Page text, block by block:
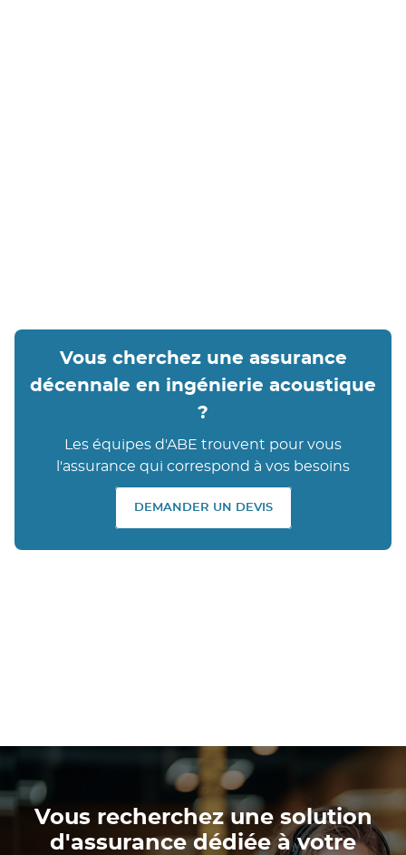
Vous cherchez une assurance
décennale en ingénierie acoustique
?
Les équipes d'ABE trouvent pour vous
l'assurance qui correspond à vos besoins
DEMANDER UN DEVIS
Vous recherchez une solution
d'assurance dédiée à votre